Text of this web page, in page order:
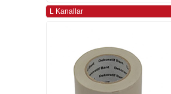
L Kanallar